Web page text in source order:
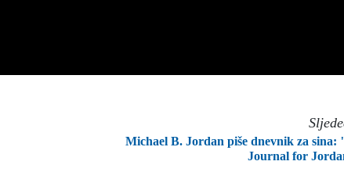
Michael B. Jordan piše dnevnik za sina:
Journal for